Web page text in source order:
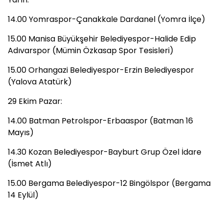
14.00 Yomraspor-Çanakkale Dardanel (Yomra İlçe)
15.00 Manisa Büyükşehir Belediyespor-Halide Edip
Adıvarspor (Mümin Özkasap Spor Tesisleri)
15.00 Orhangazi Belediyespor-Erzin Belediyespor
(Yalova Atatürk)
29 Ekim Pazar:
14.00 Batman Petrolspor-Erbaaspor (Batman 16
Mayıs)
14.30 Kozan Belediyespor-Bayburt Grup Özel İdare
(İsmet Atlı)
15.00 Bergama Belediyespor-12 Bingölspor (Bergama
14 Eylül)